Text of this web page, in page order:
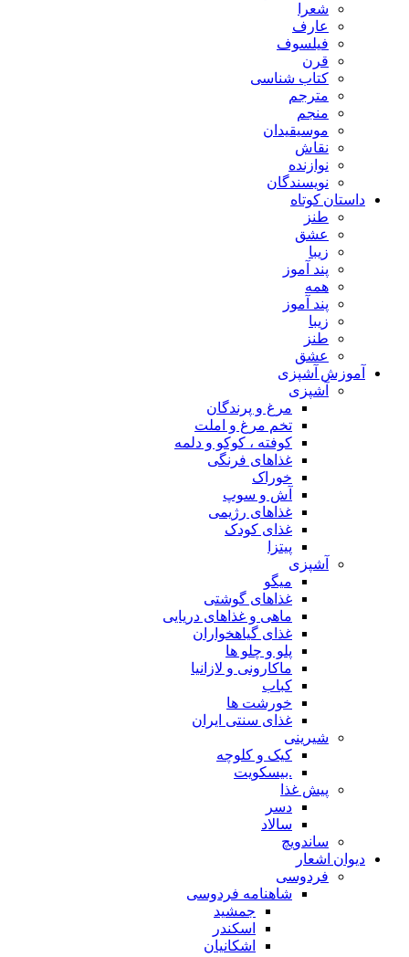
شعرا
عارف
فیلسوف
قرن
کتاب شناسی
مترجم
منجم
موسیقیدان
نقاش
نوازنده
نویسندگان
داستان کوتاه
طنز
عشق
زیبا
پند آموز
همه
پند آموز
زیبا
طنز
عشق
آموزش آشپزی
آشپزی
مرغ و پرندگان
تخم مرغ و املت
کوفته ، کوکو و دلمه
غذاهای فرنگی
خوراک
آش و سوپ
غذاهای رژیمی
غذای کودک
پیتزا
آشپزی
میگو
غذاهای گوشتی
ماهی و غذاهای دریایی
غذای گیاهخواران
پلو و چلو ها
ماکارونی و لازانیا
کباب
خورشت ها
غذای سنتی ایران
شیرینی
کیک و کلوچه
.بیسکویت
پیش غذا
دسر
سالاد
ساندویچ
دیوان اشعار
فردوسی
شاهنامه فردوسی
جمشید
اسکندر
اشکانیان